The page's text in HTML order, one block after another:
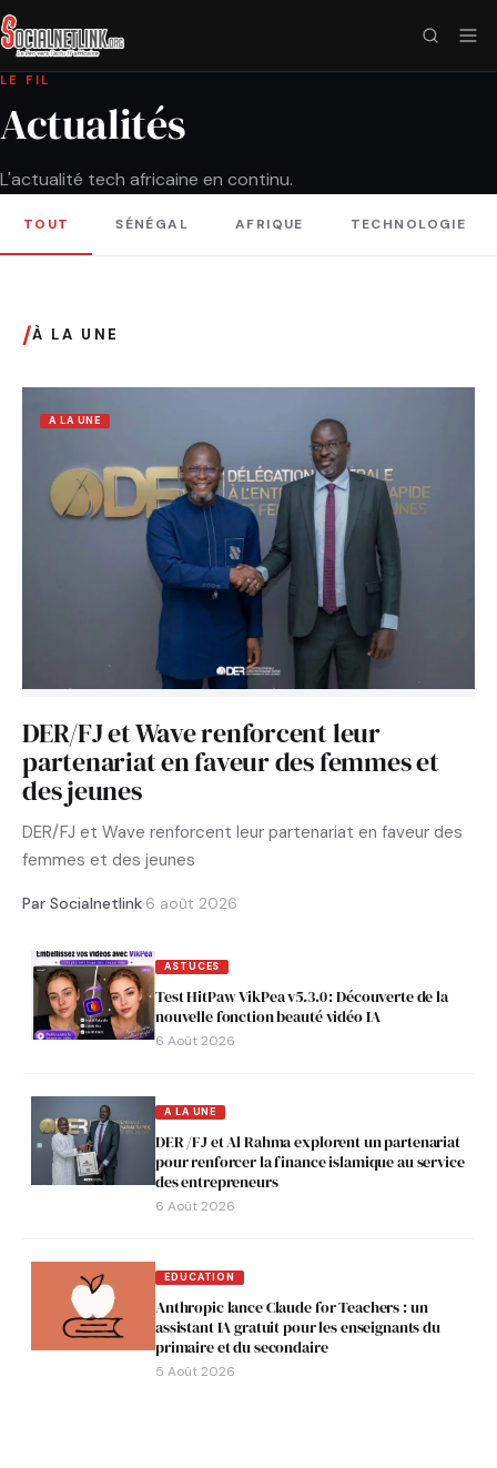
LE FIL
Actualités
L'actualité tech africaine en continu.
TOUT SÉNÉGAL AFRIQUE TECHNOLOGIE
/À LA UNE
A LA UNE
DER/FJ et Wave renforcent leur
partenariat en faveur des femmes et
des jeunes
DER/FJ et Wave renforcent leur partenariat en faveur des
femmes et des jeunes
Par Socialnetlink·6 août 2026
ASTUCES
Test HitPaw VikPea v5.3.0 : Découverte de la
nouvelle fonction beauté vidéo IA
6 Août 2026
A LA UNE
DER /FJ et Al Rahma explorent un partenariat
pour renforcer la finance islamique au service
des entrepreneurs
6 Août 2026
EDUCATION
Anthropic lance Claude for Teachers : un
assistant IA gratuit pour les enseignants du
primaire et du secondaire
5 Août 2026